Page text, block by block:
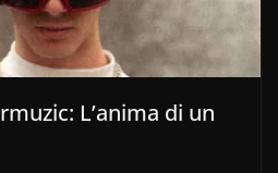
L’anima di un